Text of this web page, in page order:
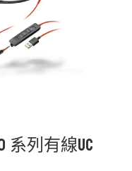
系列有線UC